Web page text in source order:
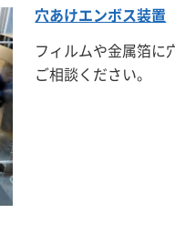
穴あけエンボス装置
フィルムや金属箔に
ご相談ください。